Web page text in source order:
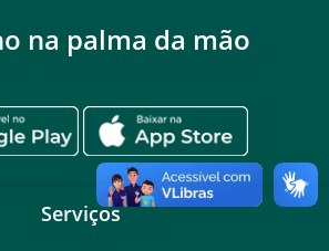
na palma da mão
Serviços